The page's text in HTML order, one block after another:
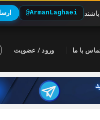
@ArmanLaghaei
با ما ورود / عضویت